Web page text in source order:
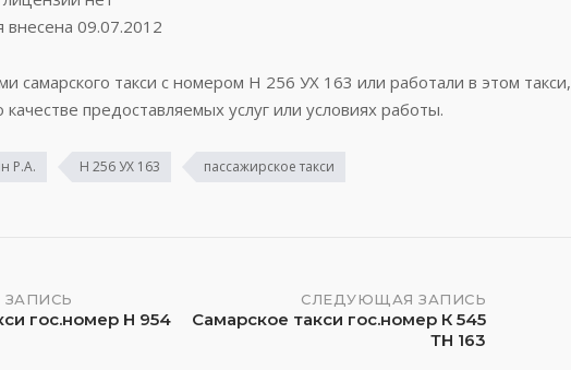
09.07.2012
самарского такси с номером Н 256 УХ 163 или работали в этом такси,
предоставляемых услуг или условиях работы.
Р.А. Н 256 УХ 163 пассажирское такси
гос.номер Н 954
СЛЕДУЮЩАЯ ЗАПИСЬ
Самарское такси гос.номер К 545
ТН 163